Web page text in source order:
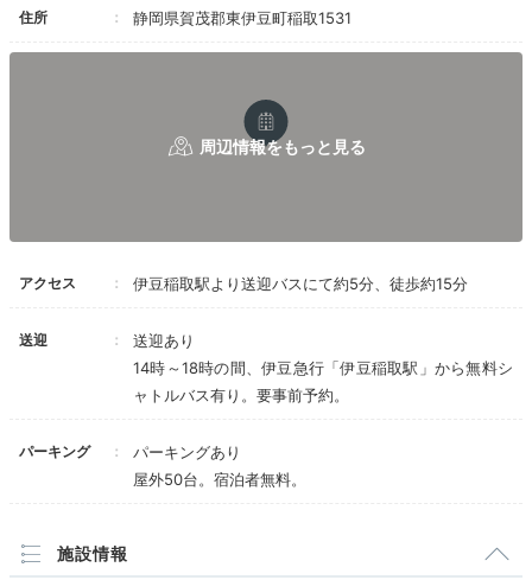
潮騒倶楽部の「颯々」に宿泊。窓が大きく開放的で、夜
は布団を2組敷いて頂きましたが、不自由なく過ごせま
した。女性アメニティが豪華だったのも◎
Onsen
16:00
海に浮かぶような
露天風呂でのんびり
住所 静岡県賀茂郡東伊豆町稲取1531
アクセス 伊豆稲取駅より送迎バスにて約5分、徒歩約15分
送迎
送迎あり
14時～18時の間、伊豆急行「伊豆稲取駅」から無料シ
ャトルバス有り。要事前予約。
パーキング
パーキングあり
屋外50台。宿泊者無料。
施設情報